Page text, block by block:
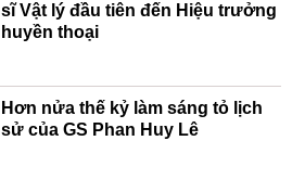
sĩ Vật lý đầu tiên đến Hiệu trưởng
huyền thoại
Hơn nửa thế kỷ làm sáng tỏ lịch
sử của GS Phan Huy Lê